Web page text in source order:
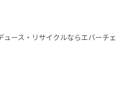
ュース・リサイクルならエバーチェ